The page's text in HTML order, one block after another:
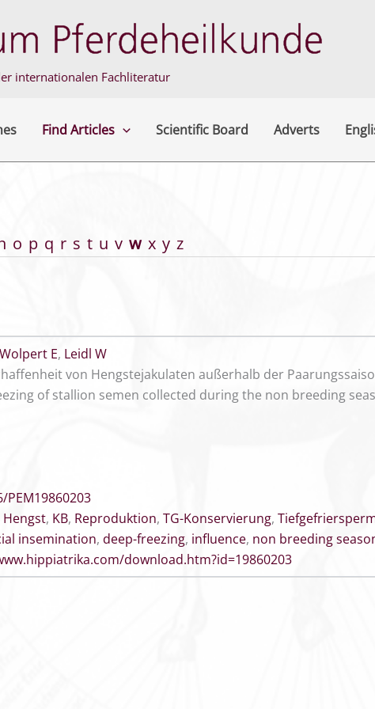
internationalen Fachliteratur
Find Articles Scientific Board Adverts
o p q r s t u v w x y z
Wolpert E, Leidl W
von Hengstejakulaten außerhalb der
of stallion semen collected during the non breeding
PEM19860203
Hengst, KB, Reproduktion, TG-Konservierung,
insemination, deep-freezing, influence, non breeding
download.htm?id=19860203